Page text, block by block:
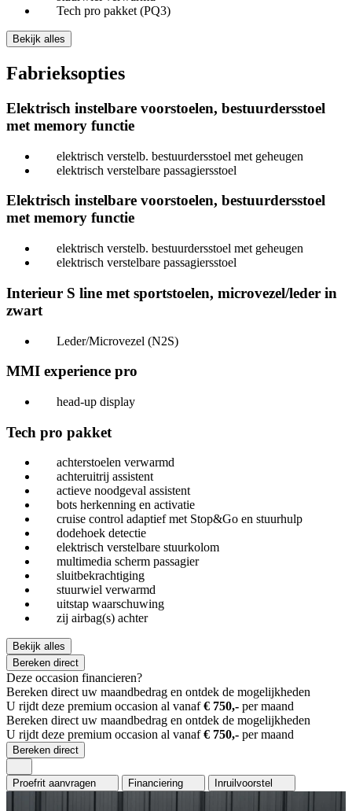
Tech pro pakket (PQ3)
Bekijk alles
Fabrieksopties
Elektrisch instelbare voorstoelen, bestuurdersstoel
met memory functie
elektrisch verstelb. bestuurdersstoel met geheugen
elektrisch verstelbare passagiersstoel
Elektrisch instelbare voorstoelen, bestuurdersstoel
met memory functie
elektrisch verstelb. bestuurdersstoel met geheugen
elektrisch verstelbare passagiersstoel
Interieur S line met sportstoelen, microvezel/leder in
zwart
Leder/Microvezel (N2S)
MMI experience pro
head-up display
Tech pro pakket
achterstoelen verwarmd
achteruitrij assistent
actieve noodgeval assistent
bots herkenning en activatie
cruise control adaptief met Stop&Go en stuurhulp
dodehoek detectie
elektrisch verstelbare stuurkolom
multimedia scherm passagier
sluitbekrachtiging
stuurwiel verwarmd
uitstap waarschuwing
zij airbag(s) achter
Bekijk alles
Bereken direct
Deze occasion financieren?
Bereken direct uw maandbedrag en ontdek de mogelijkheden
U rijdt deze premium occasion al vanaf€ 750,- per maand
Bereken direct uw maandbedrag en ontdek de mogelijkheden
U rijdt deze premium occasion al vanaf€ 750,- per maand
Bereken direct
Proefrit aanvragen Financiering Inruilvoorstel